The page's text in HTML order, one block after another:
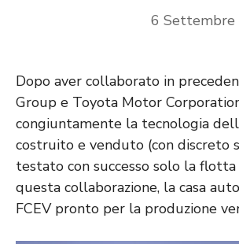
6 Settembre
Dopo aver collaborato in
Group e Toyota Motor
congiuntamente la tecnologia
costruito e venduto (con discreto
testato con successo solo la
questa collaborazione, la casa
FCEV pronto per la produzione